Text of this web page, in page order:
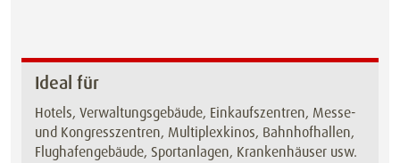
Ideal für
Hotels, Verwaltungsgebäude, Einkaufszentren, Messe-
und Kongresszentren, Multiplexkinos, Bahnhofhallen,
Flughafengebäude, Sportanlagen, Krankenhäuser usw.